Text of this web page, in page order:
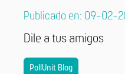
Publicado en: 09-02-
Dile a tus amigos
PollUnit Blog